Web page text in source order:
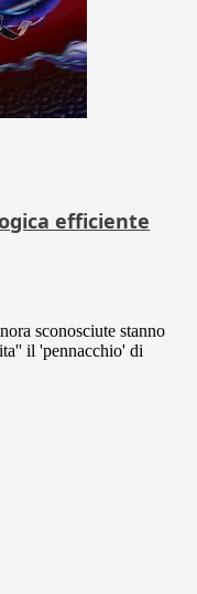
efficiente
sconosciute stanno
il 'pennacchio' di